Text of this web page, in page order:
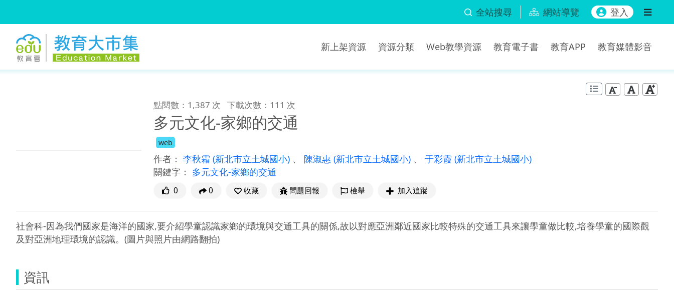
全站搜尋 網站導覽 登入
新上架資源 資源分類 Web教學資源 教育電子書 教育APP 教育媒體影音
點閱數：1,387 次 下載次數：111 次
多元文化-家鄉的交通
web
作者： 李秋霜 (新北市立土城國小) 、 陳淑惠 (新北市立土城國小) 、 于彩霞 (新北市立土城國小)
關鍵字： 多元文化-家鄉的交通
0 0 收藏 問題回報 檢舉 加入追蹤
社會科-因為我們國家是海洋的國家,要介紹學童認識家鄉的環境與交通工具的關係,故以對應亞洲鄰近國家比較特殊的交通工具來讓學童做比較,培養學童的國際觀
及對亞洲地理環境的認識。(圖片與照片由網路翻拍)
資訊